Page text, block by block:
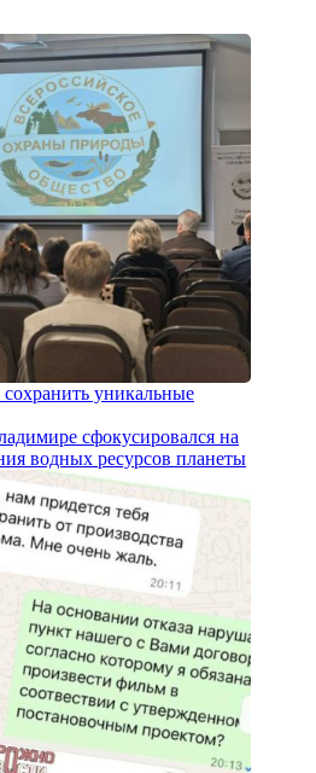
уникальные
сфокусировался на
водных ресурсов планеты